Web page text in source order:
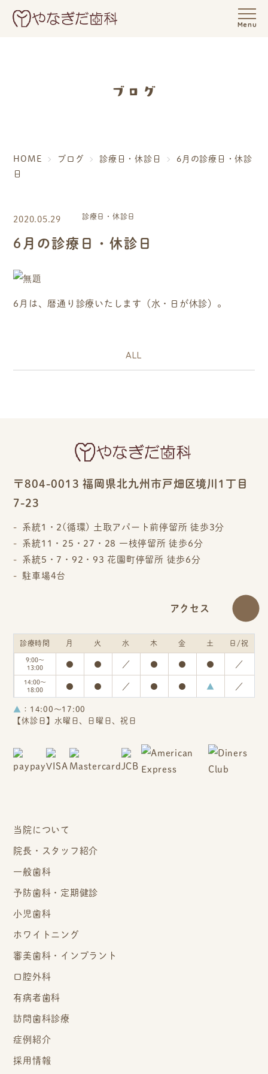
Menu
ブログ
HOME ブログ 診療日・休診日
6月の診療日・休診
日
2020.05.29 診療日・休診日
6月の診療日・休診日
6月は、暦通り診療いたします（水・日が休診）。
ALL
〒804-0013 福岡県北九州市戸畑区境川1丁目
7-23
系統1・2(循環) 土取アパート前停留所 徒歩3分
系統11・25・27・28 一枝停留所 徒歩6分
系統5・7・92・93 花園町停留所 徒歩6分
駐車場4台
アクセス
診療時間 月 火 水 木 金 土 日/祝
9:00～
13:00
● ● ／ ● ● ● ／
14:00～
18:00
● ● ／ ● ● ▲ ／
▲ ：14:00～17:00
【休診日】水曜日、日曜日、祝日
当院について
院長・スタッフ紹介
一般歯科
予防歯科・定期健診
小児歯科
ホワイトニング
審美歯科・インプラント
口腔外科
有病者歯科
訪問歯科診療
症例紹介
採用情報